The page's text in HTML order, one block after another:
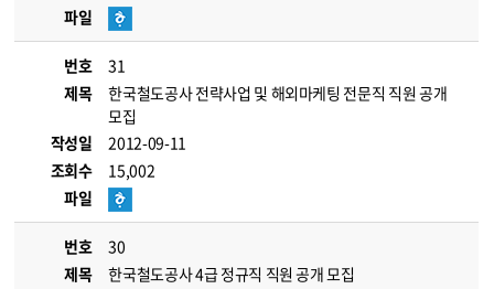
파일
번호
31
제목
한국철도공사 전략사업 및 해외마케팅 전문직 직원 공개
모집
작성일
2012-09-11
조회수
15,002
파일
번호
30
제목
한국철도공사 4급 정규직 직원 공개 모집